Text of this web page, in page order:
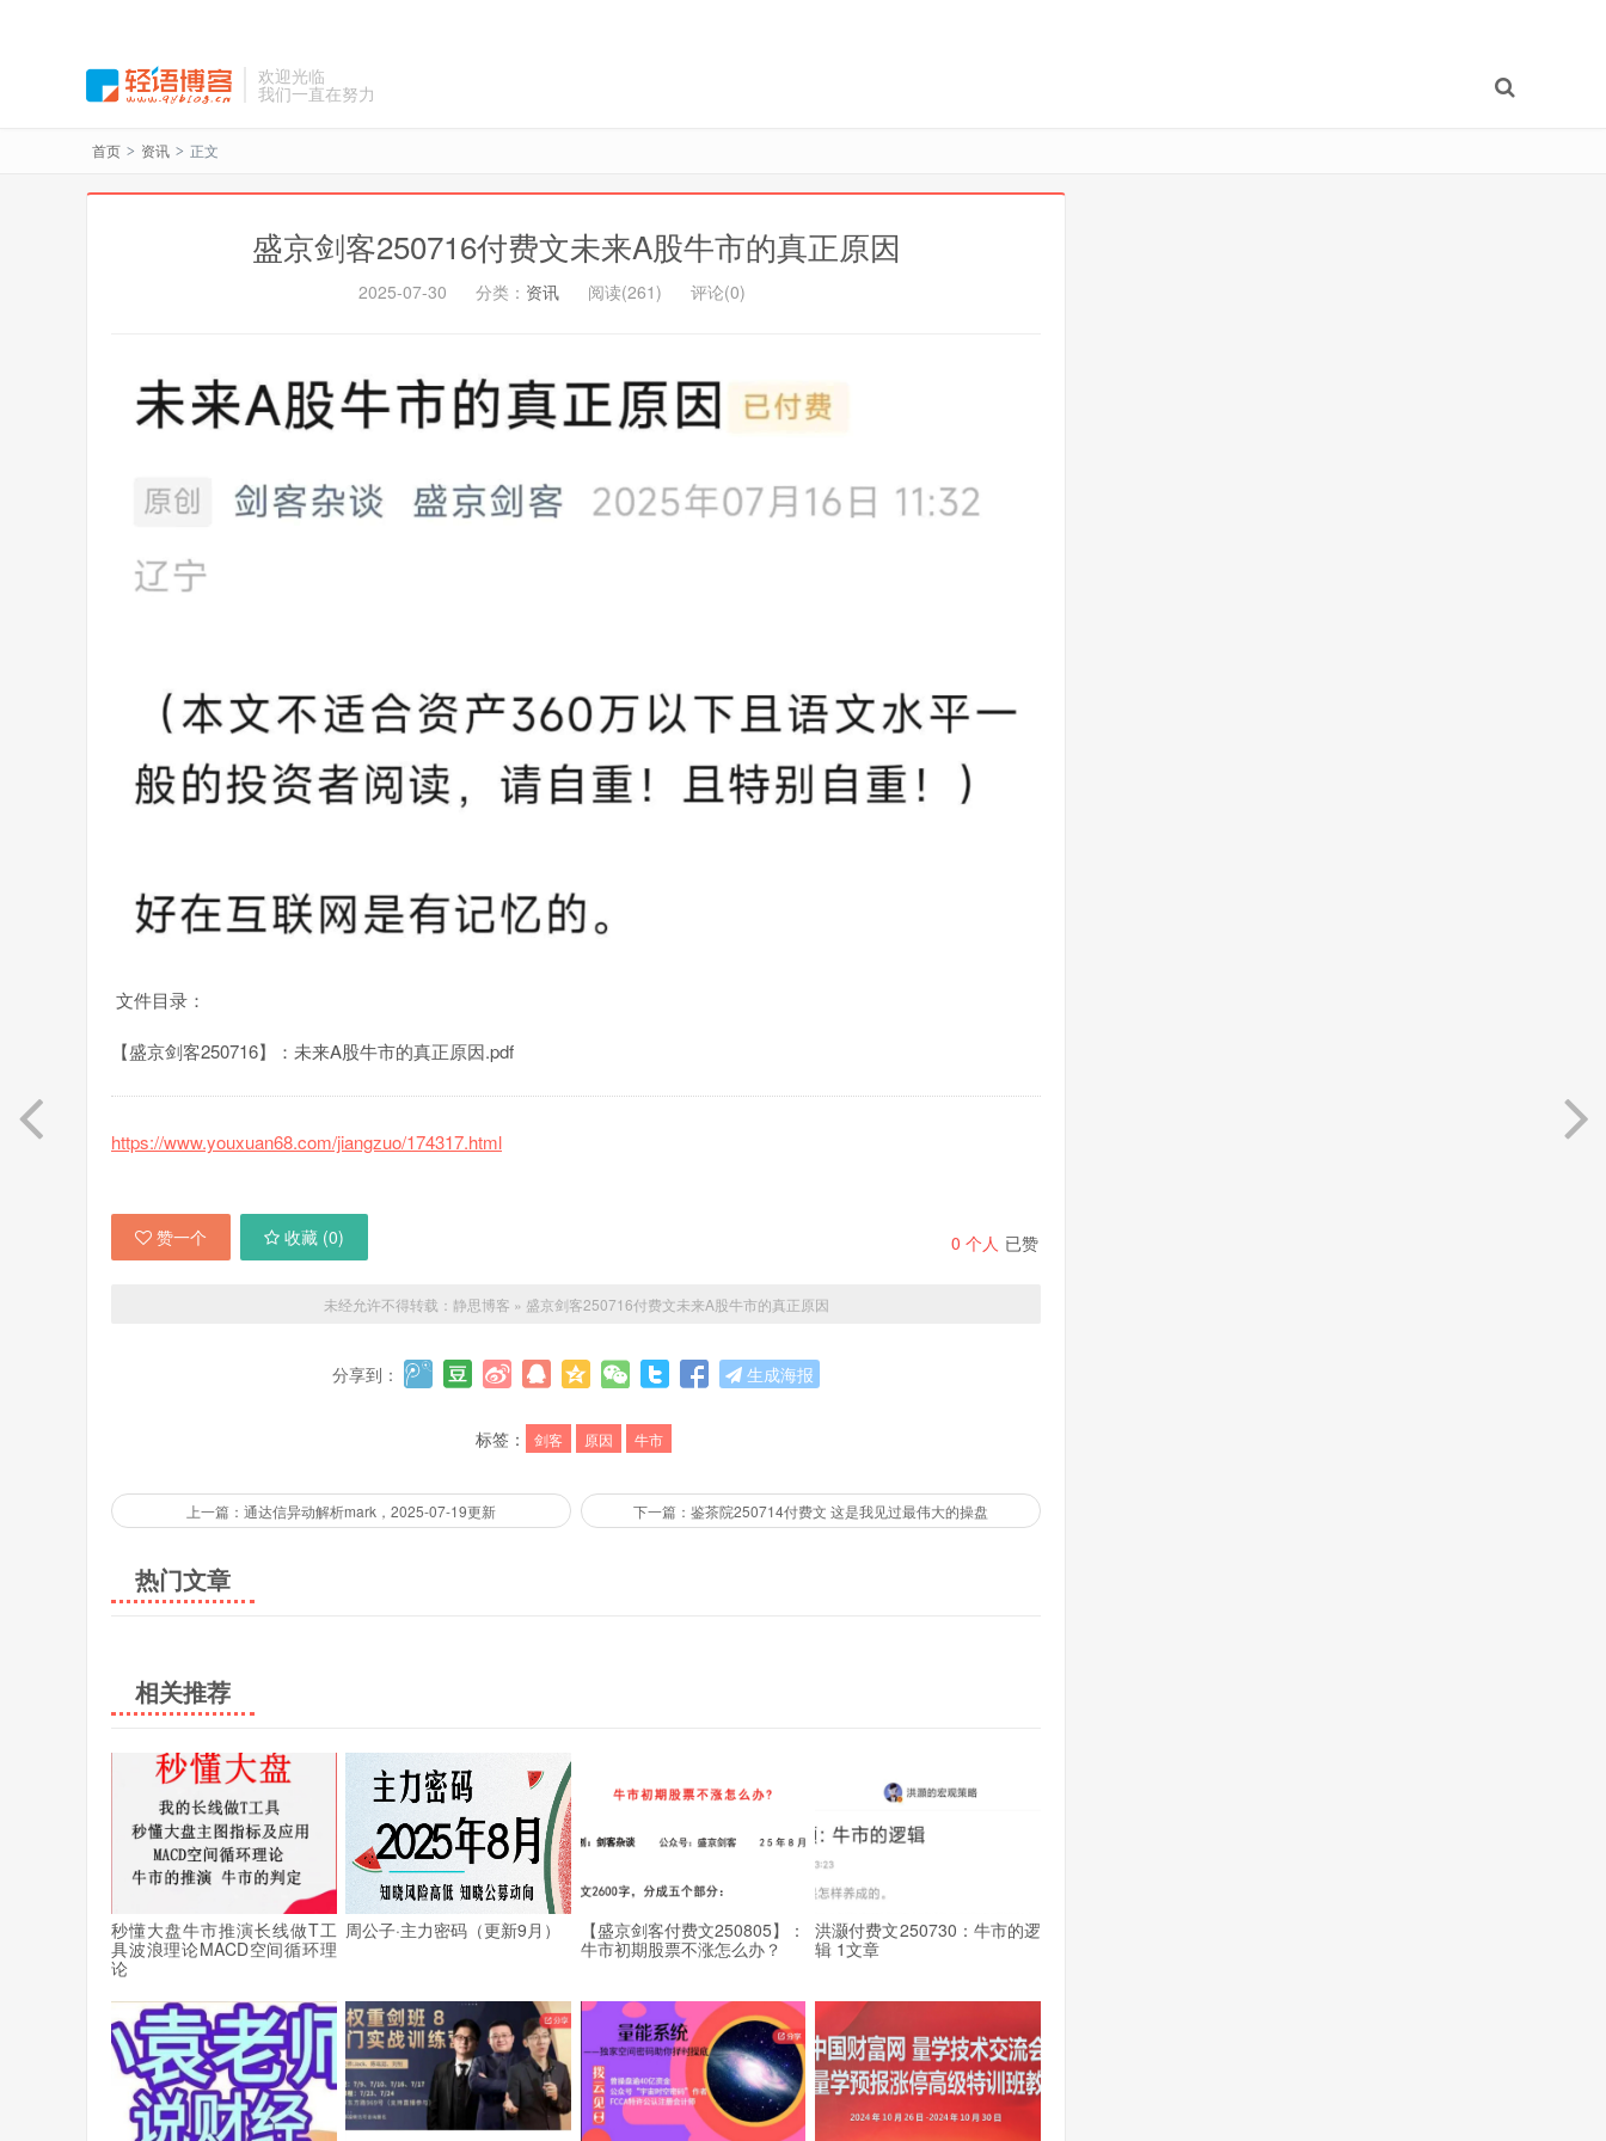
欢迎光临
我们一直在努力
首页 > 资讯 > 正文
盛京剑客250716付费文未来A股牛市的真正原因
2025-07-30 分类： 资讯 阅读(261) 评论(0)
文件目录：
【盛京剑客250716】：未来A股牛市的真正原因.pdf
https://www.youxuan68.com/jiangzuo/174317.html
0 个人 已赞
赞一个 收藏 (0)
未经允许不得转载： 静思博客 » 盛京剑客250716付费文未来A股牛市的真正原因
分享到： 生成海报
标签： 剑客 原因 牛市
上一篇：通达信异动解析mark，2025-07-19更新 下一篇：鉴茶院250714付费文 这是我见过最伟大的操盘
热门文章
相关推荐
秒懂大盘牛市推演长线做T工
具波浪理论MACD空间循环理
论
周公子·主力密码（更新9月）
【盛京剑客付费文250805】：
牛市初期股票不涨怎么办？
洪灏付费文250730：牛市的逻
辑 1文章